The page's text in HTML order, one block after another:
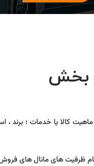
بخش
کالا یا خدمات ؛ برند ،
ظرفیت های مانال های